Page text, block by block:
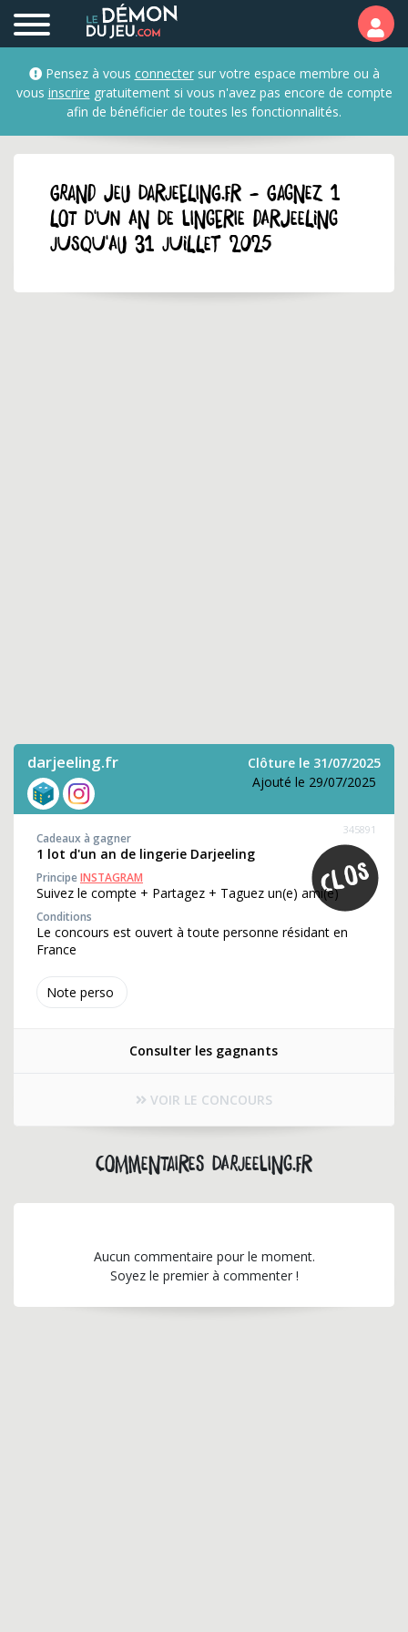
Pensez à vous connectersur votre espace membre ou à
vous inscrire gratuitement si vous n'avez pas encore de compte
afin de bénéficier de toutes les fonctionnalités.
GRAND JEU darjeeling.fr - Gagnez 1
lot d'un an de lingerie Darjeeling
jusqu'au 31 juillet 2025
darjeeling.fr
Clôture le 31/07/2025
Ajouté le 29/07/2025
Note perso
345891
Cadeaux à gagner
1 lot d'un an de lingerie Darjeeling
PrincipeINSTAGRAM
Suivez le compte + Partagez + Taguez un(e) ami(e)
Conditions
Le concours est ouvert à toute personne résidant en
France
Consulter les gagnants
VOIR LE CONCOURS
Commentaires darjeeling.fr
Aucun commentaire pour le moment.
Soyez le premier à commenter !